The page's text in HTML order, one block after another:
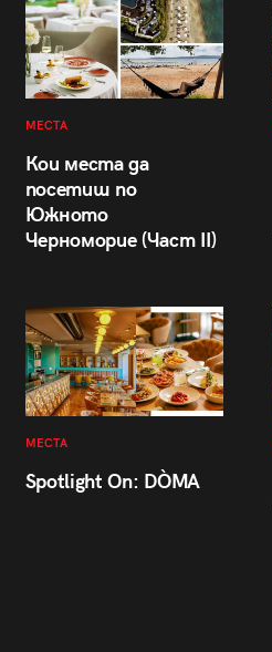
МЕСТА
Кои места да
посетиш по
Южното
Черноморие (Част II)
МЕСТА
Spotlight On: DÒMA